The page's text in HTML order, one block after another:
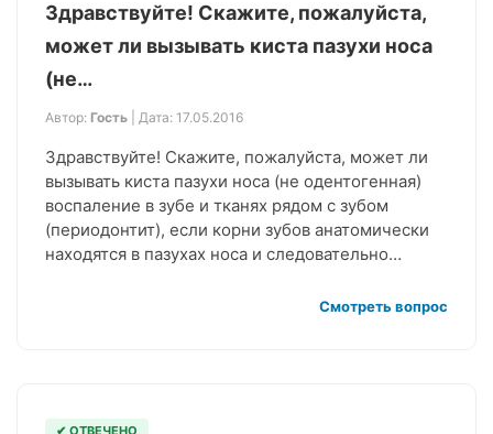
Здравствуйте! Скажите, пожалуйста,
может ли вызывать киста пазухи носа
(не…
Автор: Гость | Дата: 17.05.2016
Здравствуйте! Скажите, пожалуйста, может ли
вызывать киста пазухи носа (не одентогенная)
воспаление в зубе и тканях рядом с зубом
(периодонтит), если корни зубов анатомически
находятся в пазухах носа и следовательно…
Смотреть вопрос